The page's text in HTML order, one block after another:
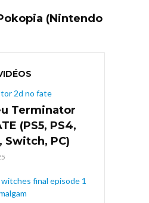
(Nintendo
Terminator
(PS5, PS4,
Switch, PC)